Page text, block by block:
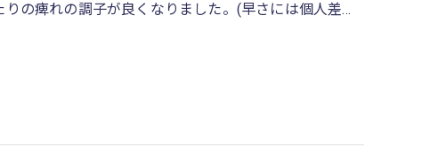
の痺れの調子が良くなりました。(早さには個人差…